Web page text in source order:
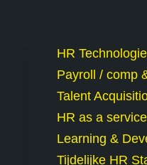
HR
Payroll / comp
Talent
HR as a service
Learning &
Tijdelijke HR